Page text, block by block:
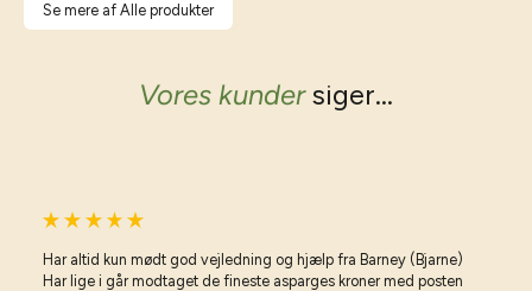
Se mere af Alle produkter
Vores kundersiger...
Har altid kun mødt god vejledning og hjælp fra Barney (Bjarne)
Har lige i går modtaget de fineste asparges kroner med posten